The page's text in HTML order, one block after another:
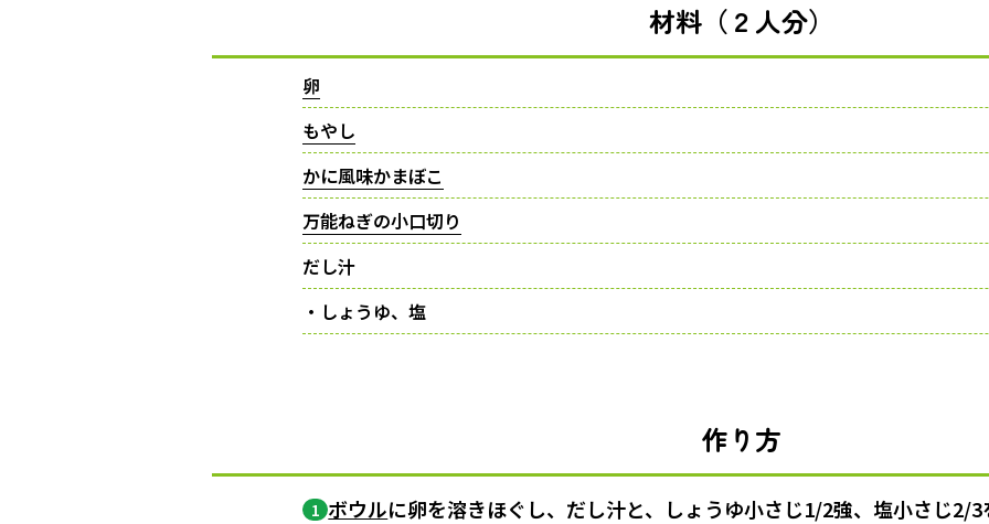
材料（２人分）
卵
もやし
かに風味かまぼこ
万能ねぎの小口切り
だし汁
・しょうゆ、塩
作り方
1 ボウルに卵を溶きほぐし、だし汁と、しょうゆ小さじ1/2強、塩小さじ2/3